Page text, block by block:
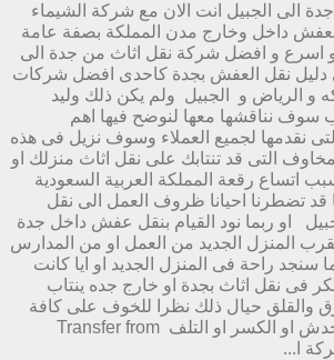
الى الجبيل انت الان مع شركة الشيماء
داخل وخارج مدن المملكة بصفة عامة
و افضل شركة نقل اثاث من جدة الى
دليل نقل العفش بجدة كاحدى افضل شركات
و الرياض و الجبيل ولم يكن ذلك وليد
سوف نناقشها معها لنوضح فيها اهم
نقدمها لجميع العملاء وسوف نزيل فى هذه
التى قد تنتابك على نقل اثاث منزلك او
اتساع رقعة المملكة العربية السعودية
قد تضطرنا احيانا ظروف العمل الى نقل
او ربما نود القيام بنقل عفش داخل جدة
المنزل الجديد من العمل او من المدارس
سنجد راحة فى المنزل الجديد او ايا كانت
فى نقل اثاث بجدة او خارج جده ينتاب
والقلق حيال ذلك نظرا للخوف على كافة
القطع المنزلية من الخدش او الكسر او التلف Transfer from